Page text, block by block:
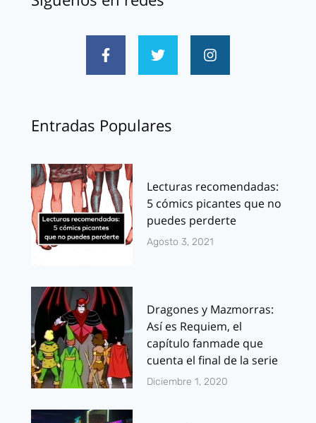
Entradas Populares
Lecturas recomendadas:
5 cómics picantes que no
puedes perderte
Agosto 3, 2021
Dragones y Mazmorras:
Así es Requiem, el
capítulo fanmade que
cuenta el final de la serie
Diciembre 1, 2020